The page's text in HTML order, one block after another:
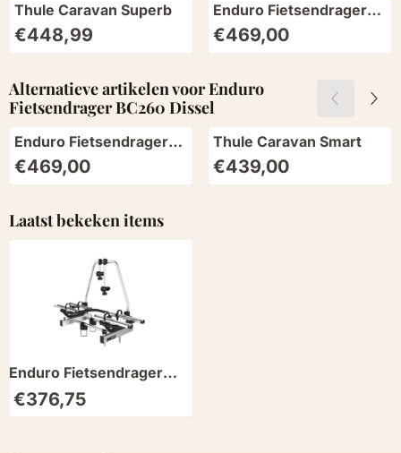
Thule Caravan Superb
Prijs: 448,99
€448,99
Enduro Fietsendrager
BS260 Dissel Short
Black
Prijs: 469,00
€469,00
Alternatieve artikelen voorEnduro
Fietsendrager BC260 Dissel
Enduro Fietsendrager
BS260 Dissel Short
Black
Prijs: 469,00
€469,00
Thule Caravan Smart
Prijs: 439,00
€439,00
Laatst bekeken items
Enduro Fietsendrager
BC260 Dissel
€376,75